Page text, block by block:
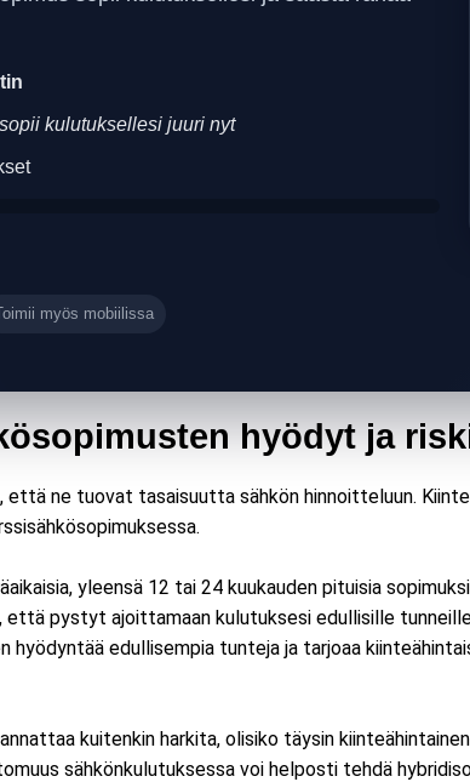
kulutuksellesi juuri nyt
myös mobiilissa
hyödyt ja
että ne tuovat tasaisuutta sähkön hinnoitteluun.
yleensä 12 tai 24 kuukauden pituisia
pystyt ajoittamaan kulutuksesi edullisille
hyödyntää edullisempia tunteja ja tarjoaa
kuitenkin harkita, olisiko täysin
sähkönkulutuksessa voi helposti tehdä